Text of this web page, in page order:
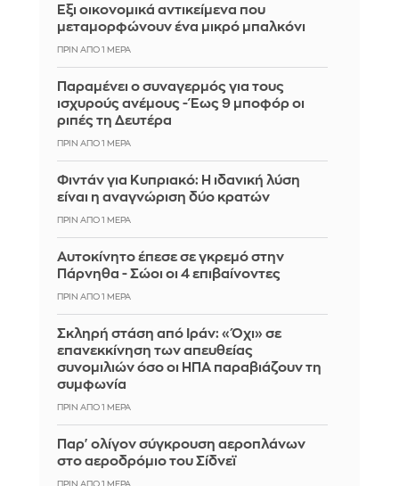
Έξι οικονομικά αντικείμενα που
μεταμορφώνουν ένα μικρό μπαλκόνι
ΠΡΙΝ ΑΠΌ 1 ΜΈΡΑ
Παραμένει ο συναγερμός για τους
ισχυρούς ανέμους - Έως 9 μποφόρ οι
ριπές τη Δευτέρα
ΠΡΙΝ ΑΠΌ 1 ΜΈΡΑ
Φιντάν για Κυπριακό: Η ιδανική λύση
είναι η αναγνώριση δύο κρατών
ΠΡΙΝ ΑΠΌ 1 ΜΈΡΑ
Αυτοκίνητο έπεσε σε γκρεμό στην
Πάρνηθα - Σώοι οι 4 επιβαίνοντες
ΠΡΙΝ ΑΠΌ 1 ΜΈΡΑ
Σκληρή στάση από Ιράν: «Όχι» σε
επανεκκίνηση των απευθείας
συνομιλιών όσο οι ΗΠΑ παραβιάζουν τη
συμφωνία
ΠΡΙΝ ΑΠΌ 1 ΜΈΡΑ
Παρ' ολίγον σύγκρουση αεροπλάνων
στο αεροδρόμιο του Σίδνεϊ